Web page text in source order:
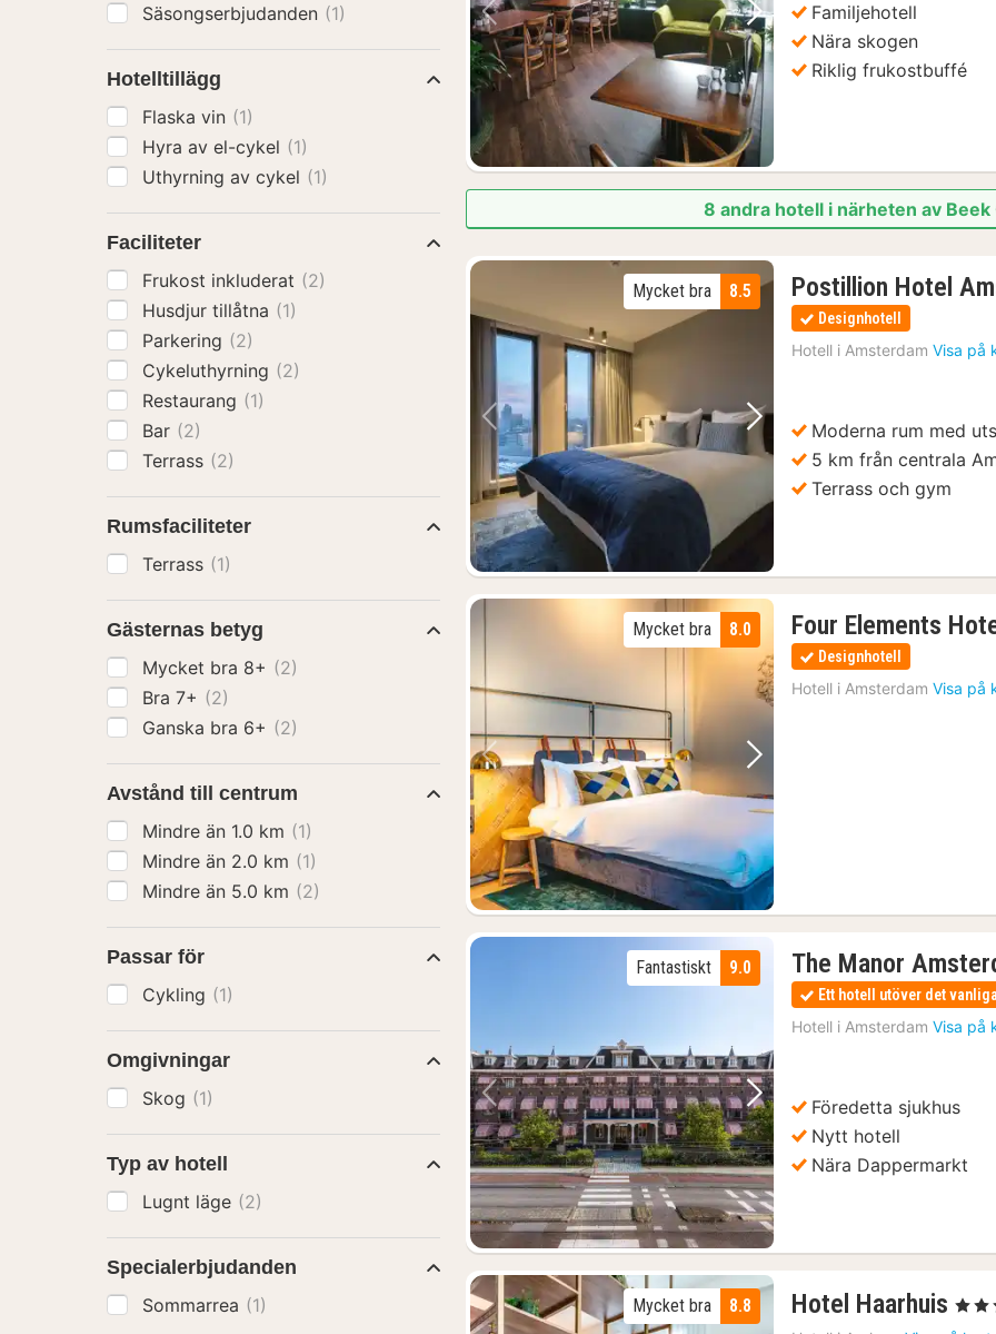
Föregående bild Nästa bild
Familjehotell
Nära skogen
Riklig frukostbuffé
8 andra hotell i närheten av
Föregående bild Nästa bild
8.5
Mycket bra Postillion Hotel
Designhotell
Hotell i Amsterdam Visa på
Moderna rum med
5 km från centrala
Terrass och gym
Föregående bild Nästa bild
8.0
Mycket bra Four Elements
Designhotell
Hotell i Amsterdam Visa på
Föregående bild Nästa bild
9.0
Fantastiskt The Manor
Ett hotell utöver det vanliga
Hotell i Amsterdam Visa på
Föredetta sjukhus
Nytt hotell
Nära Dappermarkt
8.8
Mycket bra Hotel Haarhuis 1
natt
, 5
Säsongserbjudanden (1)
Hotelltillägg
Flaska vin (1)
Hyra av el-cykel (1)
Uthyrning av cykel (1)
Faciliteter
Frukost inkluderat (2)
Husdjur tillåtna (1)
Parkering (2)
Cykeluthyrning (2)
Restaurang (1)
Bar (2)
Terrass (2)
Rumsfaciliteter
Terrass (1)
Gästernas betyg
Mycket bra 8+ (2)
Bra 7+ (2)
Ganska bra 6+ (2)
Avstånd till centrum
Mindre än 1.0 km (1)
Mindre än 2.0 km (1)
Mindre än 5.0 km (2)
Passar för
Cykling (1)
Omgivningar
Skog (1)
Typ av hotell
Lugnt läge (2)
Specialerbjudanden
Sommarrea (1)